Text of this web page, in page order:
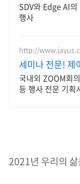
SDV와 Edge AI
행사
http://
세미나 전문! 제
대행!
국내외 ZOOM회
등 행사 전문 기획
2021년 우리의